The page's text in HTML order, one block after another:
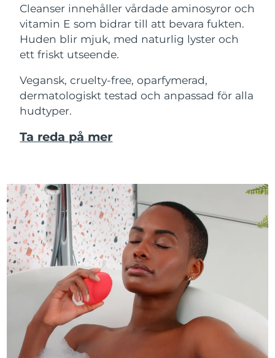
Cleanser innehåller vårdade aminosyror och
vitamin E som bidrar till att bevara fukten.
Huden blir mjuk, med naturlig lyster och
ett friskt utseende.
Vegansk, cruelty-free, oparfymerad,
dermatologiskt testad och anpassad för alla
hudtyper.
Ta reda på mer